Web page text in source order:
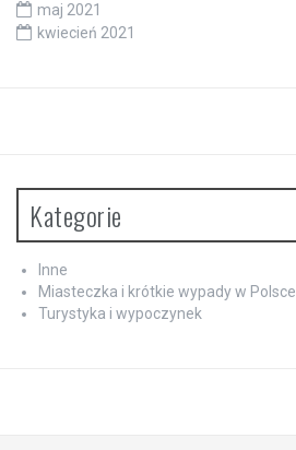
maj 2021
kwiecień 2021
Kategorie
Inne
Miasteczka i krótkie wypady w Polsce
Turystyka i wypoczynek